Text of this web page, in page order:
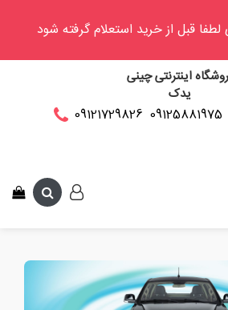
قبل از خرید استعلام گرفته شود
اینترنتی چینی
یدک
09125881975
09121729826